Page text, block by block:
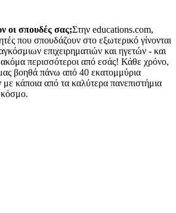
οι σπουδές σας;Στην educations.com,
που σπουδάζουν στο εξωτερικό γίνονται
επιχειρηματιών και ηγετών - και
περισσότεροι από εσάς! Κάθε χρόνο,
βοηθά πάνω από 40 εκατομμύρια
με κάποια από τα καλύτερα πανεπιστήμια
κόσμο.